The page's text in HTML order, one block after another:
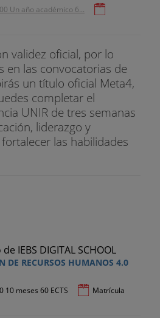
Un año académico 6...
validez oficial, por lo
en las convocatorias de
un título oficial Meta4,
completar el
UNIR de tres semanas
liderazgo y
las habilidades
DE RECURSOS HUMANOS 4.0
10 meses 60 ECTS
Matrícula